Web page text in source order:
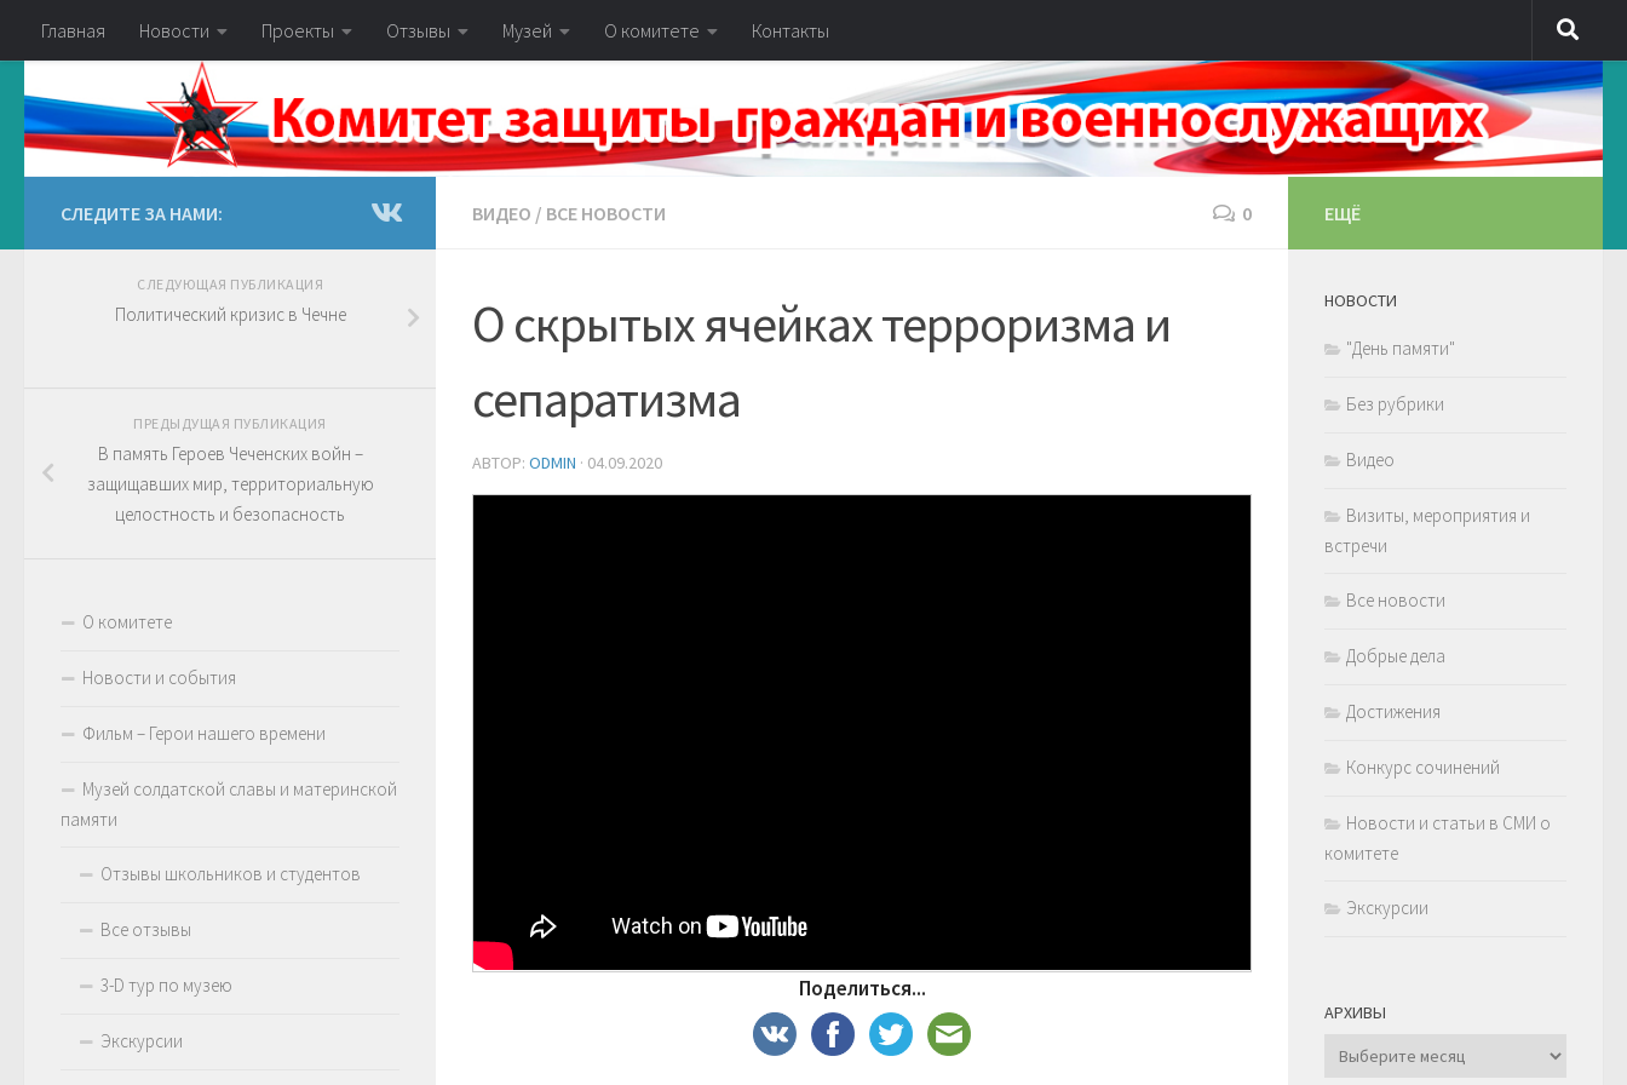
Главная Новости Проекты Отзывы Музей О комитете Контакты
ВИДЕО / ВСЕ НОВОСТИ 0
О скрытых ячейках терроризма и
сепаратизма
АВТОР: ODMIN · 04.09.2020
Поделиться...
СЛЕДИТЕ ЗА НАМИ:
СЛЕДУЮЩАЯ ПУБЛИКАЦИЯ
Политический кризис в Чечне
ПРЕДЫДУЩАЯ ПУБЛИКАЦИЯ
В память Героев Чеченских войн –
защищавших мир, территориальную
целостность и безопасность
О комитете
Новости и события
Фильм – Герои нашего времени
Музей солдатской славы и материнской
памяти
Отзывы школьников и студентов
Все отзывы
3-D тур по музею
Экскурсии
ЕЩЁ
НОВОСТИ
"День памяти"
Без рубрики
Видео
Визиты, мероприятия и
встречи
Все новости
Добрые дела
Достижения
Конкурс сочинений
Новости и статьи в СМИ о
комитете
Экскурсии
АРХИВЫ
Архивы